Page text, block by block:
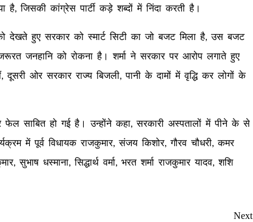
जिसकी कांग्रेस पार्टी कड़े शब्दों में निंदा करती है।
को देखते हुए सरकार को स्मार्ट सिटी का जो बजट मिला है, उस बजट
जनहानि को रोकना है। शर्मा ने सरकार पर आरोप लगाते हुए
ओर सरकार राज्य बिजली, पानी के दामों में वृद्धि कर लोगों के
फेल साबित हो गई है। उन्होंने कहा, सरकारी अस्पतालों में पीने के से
में पूर्व विधायक राजकुमार, संजय किशोर, गौरव चौधरी, कमर
धस्माना, सिद्धार्थ वर्मा, भरत शर्मा राजकुमार यादव, शशि
Next